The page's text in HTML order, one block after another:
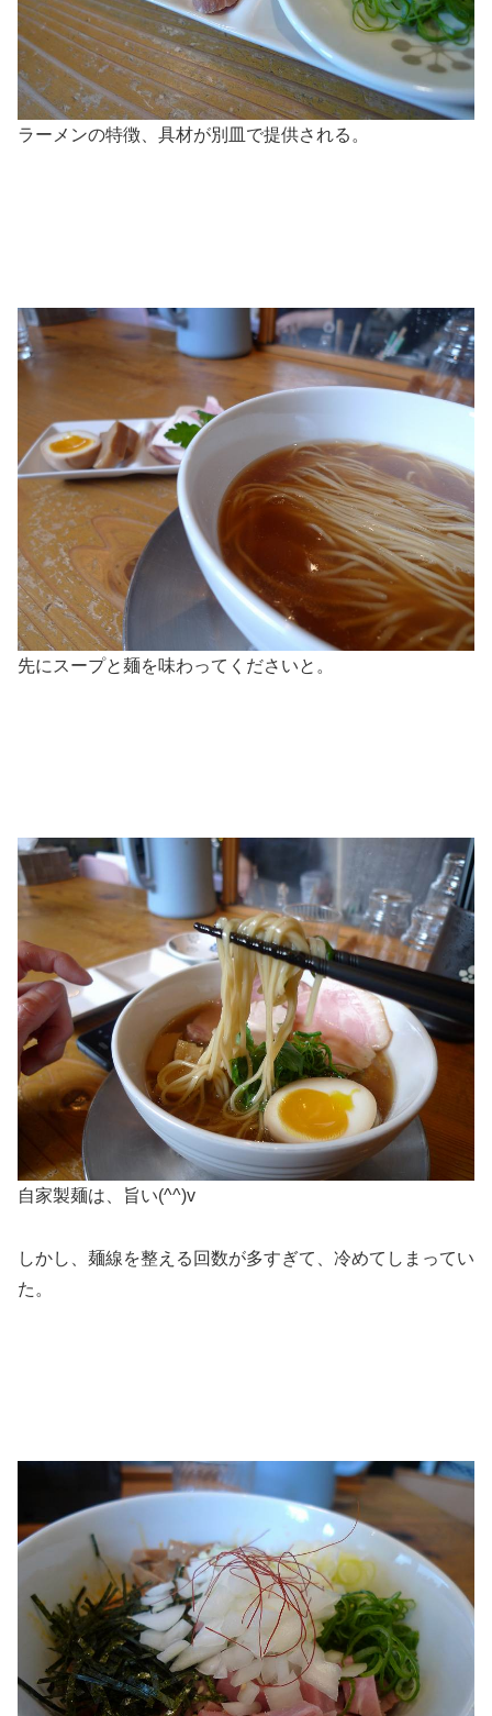
ラーメンの特徴、具材が別皿で提供される。
先にスープと麺を味わってくださいと。
自家製麺は、旨い(^^)v
しかし、麺線を整える回数が多すぎて、冷めてしまってい
た。